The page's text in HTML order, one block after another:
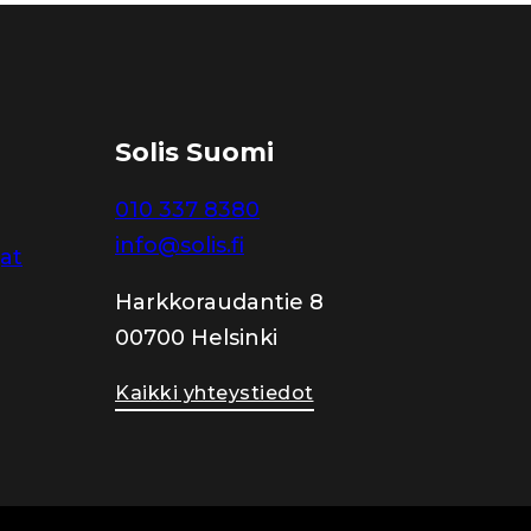
Solis Suomi
010 337 8380
info@solis.fi
Harkkoraudantie 8
00700 Helsinki
Kaikki yhteystiedot